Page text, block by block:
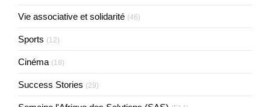
Vie associative et solidarité (46)
Sports (12)
Cinéma (18)
Success Stories (29)